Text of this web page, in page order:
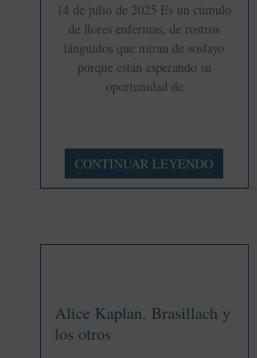
14 de julio de 2025 Es un cúmulo
de flores enfermas, de rostros
lánguidos que miran de soslayo
porque están esperando su
oportunidad de
Beardsley,
azul
CONTINUAR LEYENDO
Alice Kaplan. Brasillach y
los otros